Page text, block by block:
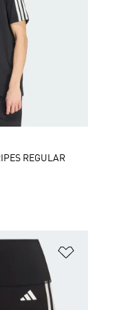
REGULAR
položiek